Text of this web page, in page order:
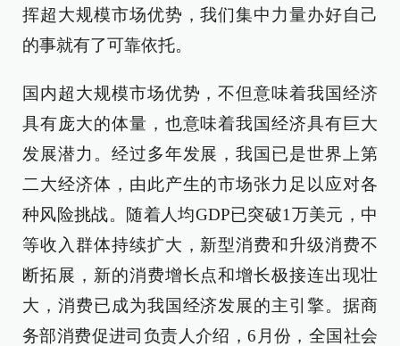
挥超大规模市场优势，我们集中力量办好自己
的事就有了可靠依托。
国内超大规模市场优势，不但意味着我国经济
具有庞大的体量，也意味着我国经济具有巨大
发展潜力。经过多年发展，我国已是世界上第
二大经济体，由此产生的市场张力足以应对各
种风险挑战。随着人均GDP已突破1万美元，中
等收入群体持续扩大，新型消费和升级消费不
断拓展，新的消费增长点和增长极接连出现壮
大，消费已成为我国经济发展的主引擎。据商
务部消费促进司负责人介绍，6月份，全国社会